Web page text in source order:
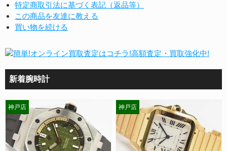
特定商取引法に基づく表記（返品等）
この商品を友達に教える
買い物を続ける
新着腕時計
神戸店 神戸店